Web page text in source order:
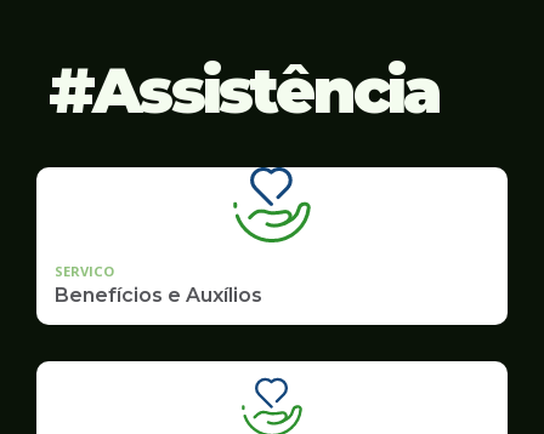
Assistência
SERVICO
Benefícios e Auxílios
Ilustração